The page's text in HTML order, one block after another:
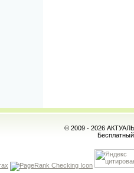
© 2009 - 2026